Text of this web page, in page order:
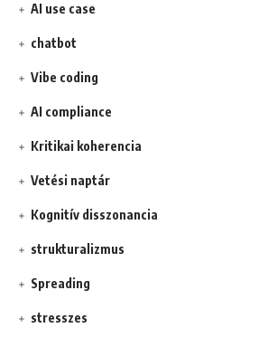
AI use case
chatbot
Vibe coding
AI compliance
Kritikai koherencia
Vetési naptár
Kognitív disszonancia
strukturalizmus
Spreading
stresszes